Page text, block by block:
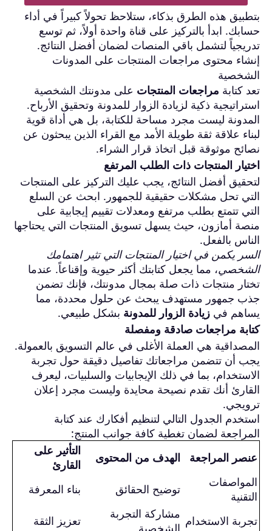
بتطبيق هذه الطرق بذكاء، ستلاحظ تحولاً كبيراً في أداء
حسابك. ابدأ بالتركيز على قناة واحدة أولاً، ثم توسع
تدريجياً لتشمل باقي المنصات لضمان أفضل النتائج.
إنشاء محتوى مراجعات المنتجات على المدونات
الشخصية
تعد كتابة مراجعات المنتجات على مدونتك الشخصية
استراتيجية ذكية لزيادة الزوار للمدونة وتحقيق الأرباح.
المدونة ليست مجرد مساحة للكتابة، بل هي أداة قوية
لبناء علاقة ثقة طويلة الأمد مع القراء الذين يبحثون عن
نصائح موثوقة قبل اتخاذ قرار الشراء.
اختيار المنتجات ذات الطلب المرتفع
لتحقيق أفضل النتائج، يجب عليك التركيز على المنتجات
التي تحل مشكلات حقيقية للجمهور. ابحث عن السلع
التي تتمتع بطلب مرتفع ومعدلات تقييم إيجابية على
منصة أمازون، حيث يسهل تسويق المنتجات التي يحتاجها
الناس بالفعل.
السر يكمن في اختيار المنتجات التي تثير اهتمامك
الشخصي، مما يجعل كتابتك أكثر حيوية وإقناعاً. عندما
تختار منتجات ذات صلة بمجال مدونتك، فإنك تضمن
جذب جمهور مستهدف يبحث عن حلول محددة، مما
يساهم في زيادة الزوار للمدونة بشكل طبيعي.
كتابة مراجعات صادقة ومفصلة
المصداقية هي العملة الأغلى في عالم التسويق بالعمولة.
يجب أن تتضمن مراجعاتك تفاصيل دقيقة حول تجربة
الاستخدام، بما في ذلك الإيجابيات والسلبيات، ليعرف
القارئ أنك تقدم نصيحة محايدة وليست مجرد إعلان
ترويجي.
استخدم الجدول التالي لتنظيم أفكارك عند كتابة
المراجعة لضمان تغطية كافة جوانب المنتج:
عنصر المراجعة
الهدف من المحتوى
التأثير على
القارئ
المواصفات
التقنية
توضيح الحقائق بناء المعرفة
تجربة الاستخدام مشاركة التجربة
الشخصية
تعزيز الثقة